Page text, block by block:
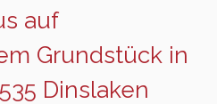
auf
Grundstück in
Dinslaken